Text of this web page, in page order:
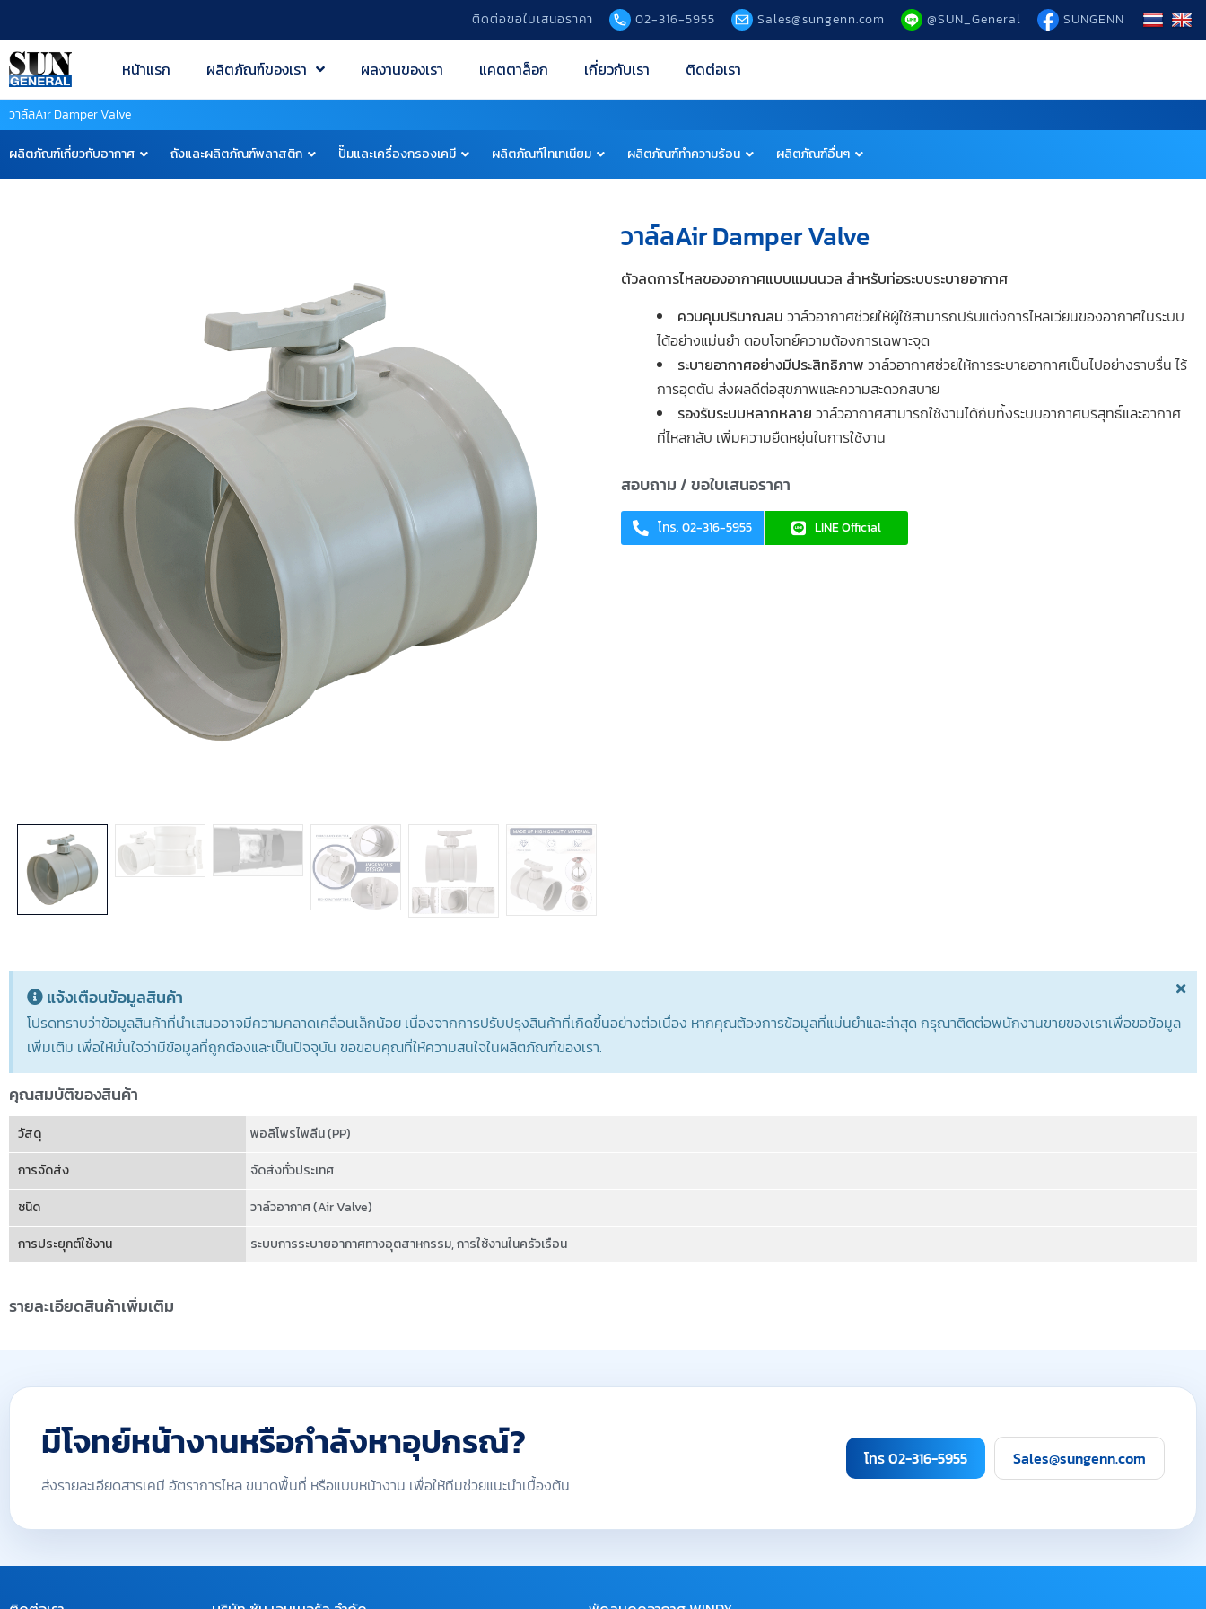
ติดต่อขอใบเสนอราคา 02-316-5955 Sales@sungenn.com @SUN_General SUNGENN
หน้าแรก ผลิตภัณฑ์ของเรา ผลงานของเรา แคตตาล็อก เกี่ยวกับเรา ติดต่อเรา
วาล์ลAir Damper Valve
ผลิตภัณฑ์เกี่ยวกับอากาศ ถังและผลิตภัณฑ์พลาสติก ปั๊มและเครื่องกรองเคมี ผลิตภัณฑ์ไทเทเนียม ผลิตภัณฑ์ทำความร้อน ผลิตภัณฑ์อื่นๆ
วาล์ลAir Damper Valve
ตัวลดการไหลของอากาศแบบแมนนวล สำหรับท่อระบบระบายอากาศ
ควบคุมปริมาณลม วาล์วอากาศช่วยให้ผู้ใช้สามารถปรับแต่งการไหลเวียนของอากาศในระบบ
ได้อย่างแม่นยำ ตอบโจทย์ความต้องการเฉพาะจุด
ระบายอากาศอย่างมีประสิทธิภาพ วาล์วอากาศช่วยให้การระบายอากาศเป็นไปอย่างราบรื่น ไร้
การอุดตัน ส่งผลดีต่อสุขภาพและความสะดวกสบาย
รองรับระบบหลากหลาย วาล์วอากาศสามารถใช้งานได้กับทั้งระบบอากาศบริสุทธิ์และอากาศ
ที่ไหลกลับ เพิ่มความยืดหยุ่นในการใช้งาน
สอบถาม / ขอใบเสนอราคา
โทร. 02-316-5955 LINE Official
แจ้งเตือนข้อมูลสินค้า
โปรดทราบว่าข้อมูลสินค้าที่นำเสนออาจมีความคลาดเคลื่อนเล็กน้อย เนื่องจากการปรับปรุงสินค้าที่เกิดขึ้นอย่างต่อเนื่อง หากคุณต้องการข้อมูลที่แม่นยำและล่าสุด กรุณาติดต่อพนักงานขายของเราเพื่อขอข้อมูล
เพิ่มเติม เพื่อให้มั่นใจว่ามีข้อมูลที่ถูกต้องและเป็นปัจจุบัน ขอขอบคุณที่ให้ความสนใจในผลิตภัณฑ์ของเรา.
คุณสมบัติของสินค้า
วัสดุ
พอลิโพรไพลีน (PP)
การจัดส่ง
จัดส่งทั่วประเทศ
ชนิด
วาล์วอากาศ (Air Valve)
การประยุกต์ใช้งาน
ระบบการระบายอากาศทางอุตสาหกรรม, การใช้งานในครัวเรือน
รายละเอียดสินค้าเพิ่มเติม
มีโจทย์หน้างานหรือกำลังหาอุปกรณ์?
ส่งรายละเอียดสารเคมี อัตราการไหล ขนาดพื้นที่ หรือแบบหน้างาน เพื่อให้ทีมช่วยแนะนำเบื้องต้น
โทร 02-316-5955 Sales@sungenn.com